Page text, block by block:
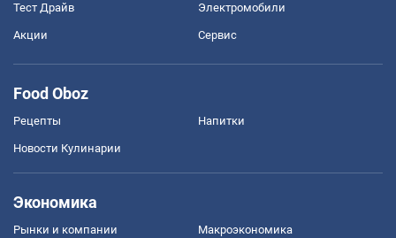
Тест Драйв Электромобили
Акции Сервис
Food Oboz
Рецепты Напитки
Новости Кулинарии
Экономика
Рынки и компании Mакроэкономика